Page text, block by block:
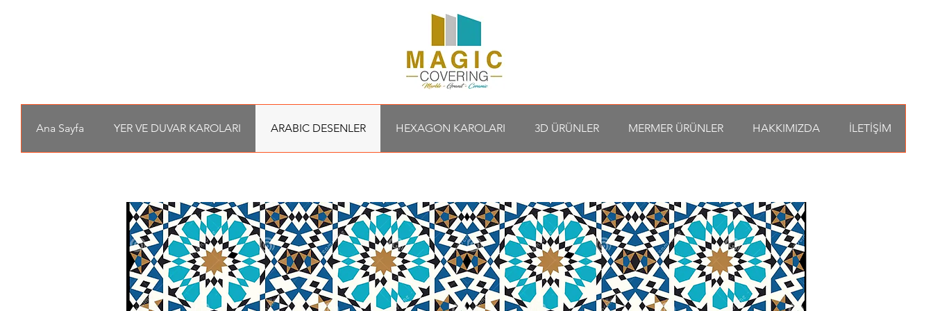
Ana Sayfa YER VE DUVAR KAROLARI ARABIC DESENLER HEXAGON KAROLARI 3D ÜRÜNLER MERMER ÜRÜNLER HAKKIMIZDA İLETİŞİM